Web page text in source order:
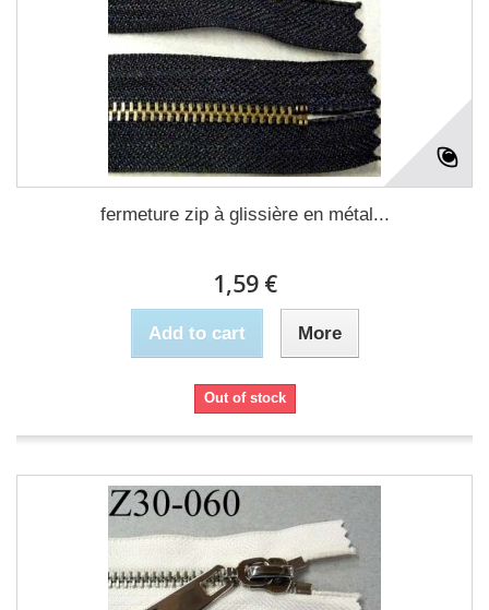
fermeture zip à glissière en métal...
1,59 €
Add to cart More
Out of stock